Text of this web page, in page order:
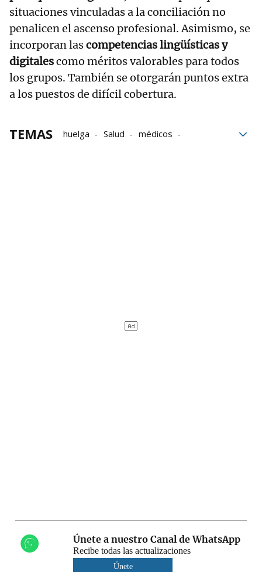
situaciones vinculadas a la conciliación no
penalicen el ascenso profesional. Asimismo, se
incorporan lascompetencias lingüísticas y
digitalescomo méritos valorables para todos
los grupos. También se otorgarán puntos extra
a los puestos de difícil cobertura.
TEMAS huelga Salud
médicos
Únete a nuestro Canal de WhatsApp
Recibe todas las actualizaciones
Únete